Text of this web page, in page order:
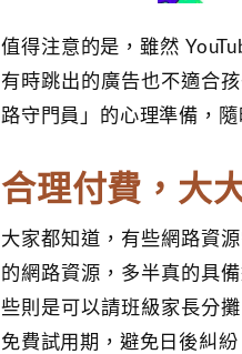
值得注意的是，雖然
有時跳出的廣告也不適合
路守門員」的心理準備，
合理付費，大
大家都知道，有些網路資
的網路資源，多半真的具
些則是可以請班級家長分
免費試用期，避免日後糾紛